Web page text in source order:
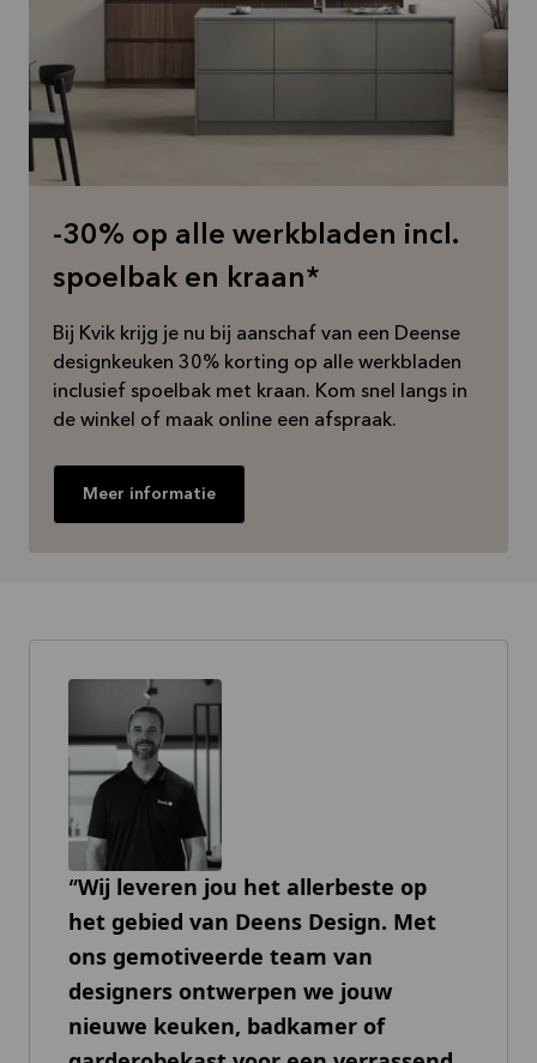
-30% op alle werkbladen incl.
spoelbak en kraan*
Bij Kvik krijg je nu bij aanschaf van een Deense
designkeuken 30% korting op alle werkbladen
inclusief spoelbak met kraan. Kom snel langs in
de winkel of maak online een afspraak.
Meer informatie
Wij leveren jou het allerbeste op
het gebied van Deens Design. Met
ons gemotiveerde team van
designers ontwerpen we jouw
nieuwe keuken, badkamer of